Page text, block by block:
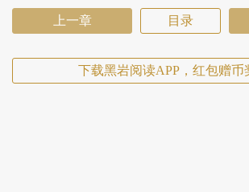
上一章 目录
下载黑岩阅读APP，红包赠币